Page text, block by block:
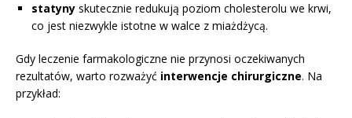
statyny skutecznie redukują poziom cholesterolu we krwi,
co jest niezwykle istotne w walce z miażdżycą.
Gdy leczenie farmakologiczne nie przynosi oczekiwanych
rezultatów, warto rozważyć interwencje chirurgiczne. Na
przykład: